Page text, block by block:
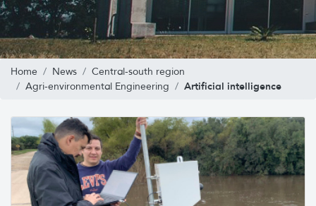
Home News
Central-south region
Agri-environmental Engineering
Artificial intelligence